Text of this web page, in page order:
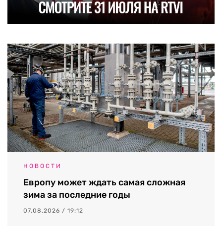
НОВОСТИ
Европу может ждать самая сложная
зима за последние годы
07.08.2026 / 19:12